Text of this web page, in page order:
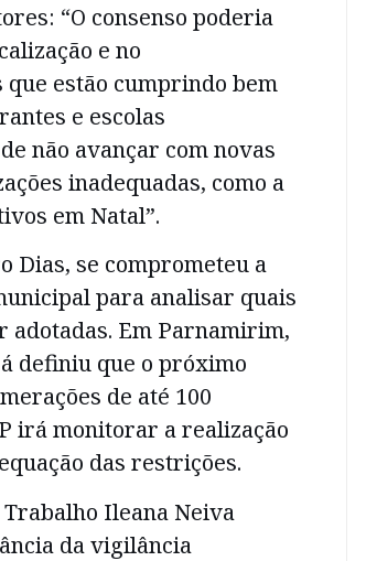
“O consenso poderia
e no
estão cumprindo bem
e escolas
não avançar com novas
inadequadas, como a
em Natal”.
Dias, se comprometeu a
para analisar quais
adotadas. Em Parnamirim,
definiu que o próximo
de até 100
irá monitorar a realização
das restrições.
Ileana Neiva
da vigilância